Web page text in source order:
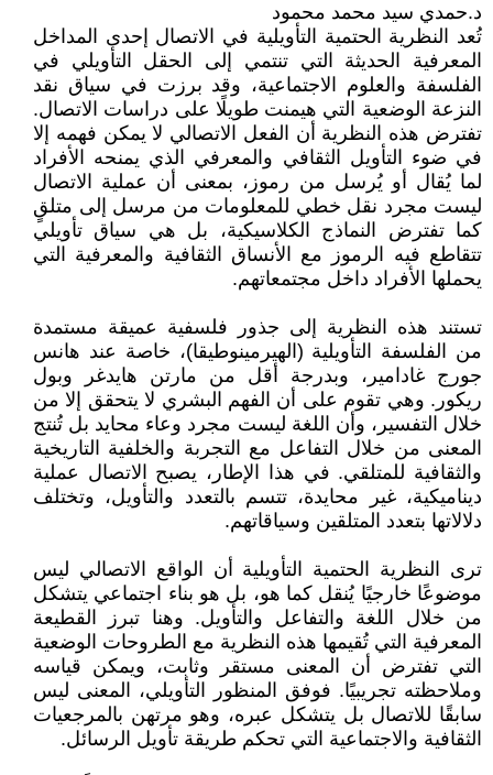
د.حمدي سيد محمد محمود
تُعد النظرية الحتمية التأويلية في الاتصال إحدى المداخل
المعرفية الحديثة التي تنتمي إلى الحقل التأويلي في
الفلسفة والعلوم الاجتماعية، وقد برزت في سياق نقد
النزعة الوضعية التي هيمنت طويلًا على دراسات الاتصال.
تفترض هذه النظرية أن الفعل الاتصالي لا يمكن فهمه إلا
في ضوء التأويل الثقافي والمعرفي الذي يمنحه الأفراد
لما يُقال أو يُرسل من رموز، بمعنى أن عملية الاتصال
ليست مجرد نقل خطي للمعلومات من مرسل إلى متلقٍ
كما تفترض النماذج الكلاسيكية، بل هي سياق تأويلي
تتقاطع فيه الرموز مع الأنساق الثقافية والمعرفية التي
يحملها الأفراد داخل مجتمعاتهم.
تستند هذه النظرية إلى جذور فلسفية عميقة مستمدة
من الفلسفة التأويلية (الهيرمينوطيقا)، خاصة عند هانس
جورج غادامير، وبدرجة أقل من مارتن هايدغر وبول
ريكور. وهي تقوم على أن الفهم البشري لا يتحقق إلا من
خلال التفسير، وأن اللغة ليست مجرد وعاء محايد بل تُنتج
المعنى من خلال التفاعل مع التجربة والخلفية التاريخية
والثقافية للمتلقي. في هذا الإطار، يصبح الاتصال عملية
ديناميكية، غير محايدة، تتسم بالتعدد والتأويل، وتختلف
دلالاتها بتعدد المتلقين وسياقاتهم.
ترى النظرية الحتمية التأويلية أن الواقع الاتصالي ليس
موضوعًا خارجيًا يُنقل كما هو، بل هو بناء اجتماعي يتشكل
من خلال اللغة والتفاعل والتأويل. وهنا تبرز القطيعة
المعرفية التي تُقيمها هذه النظرية مع الطروحات الوضعية
التي تفترض أن المعنى مستقر وثابت، ويمكن قياسه
وملاحظته تجريبيًا. فوفق المنظور التأويلي، المعنى ليس
سابقًا للاتصال بل يتشكل عبره، وهو مرتهن بالمرجعيات
الثقافية والاجتماعية التي تحكم طريقة تأويل الرسائل.